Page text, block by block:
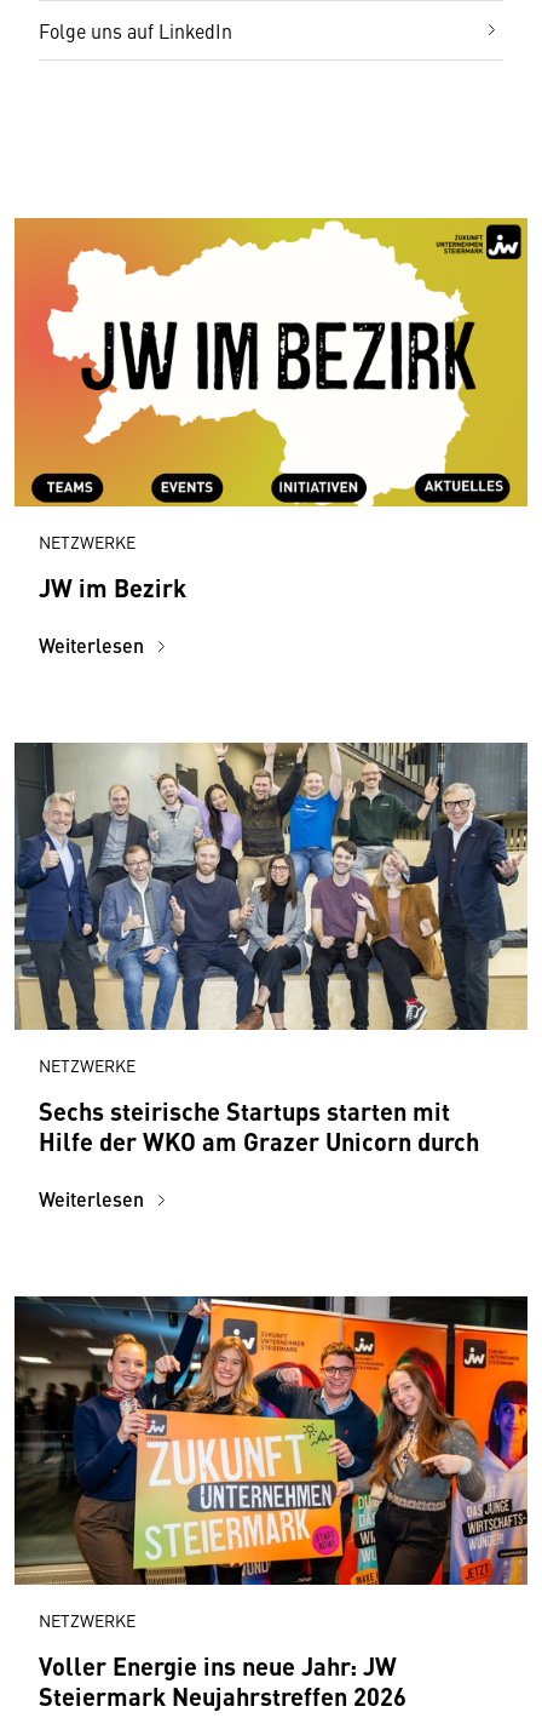
Folge uns auf LinkedIn
NETZWERKE
JW im Bezirk
Weiterlesen
NETZWERKE
Sechs steirische Startups starten mit
Hilfe der WKO am Grazer Unicorn durch
Weiterlesen
NETZWERKE
Voller Energie ins neue Jahr: JW
Steiermark Neujahrstreffen 2026